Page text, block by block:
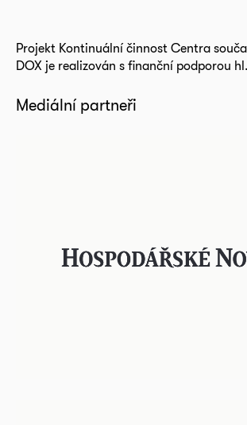
Projekt Kontinuální činnost Centra
DOX je realizován s finanční podporou
Mediální partneři